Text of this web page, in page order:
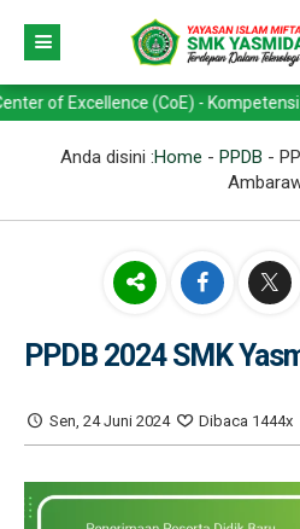
(CoE) - Kompetensi
Anda disini :Home - PPDB -
PPDB 2024 SMK
Sen, 24 Juni 2024 Dibaca 1444x